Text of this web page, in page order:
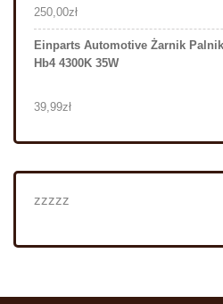
250,00zł
Einparts Automotive Żarnik
Hb4 4300K 35W
39,99zł
zzzzz